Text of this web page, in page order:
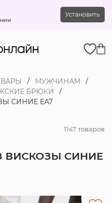
Установить
МУЖЧИНАМ
БРЮКИ
СИНИЕ EA7
1147 товаров
ВИСКОЗЫ СИНИЕ